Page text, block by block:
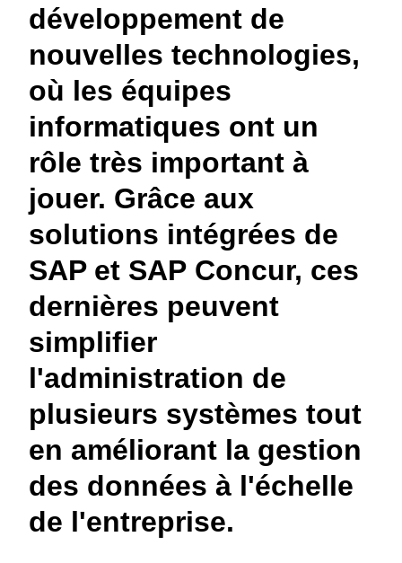
développement de
nouvelles technologies,
où les équipes
informatiques ont un
rôle très important à
jouer. Grâce aux
solutions intégrées de
SAP et SAP Concur, ces
dernières peuvent
simplifier
l'administration de
plusieurs systèmes tout
en améliorant la gestion
des données à l'échelle
de l'entreprise.